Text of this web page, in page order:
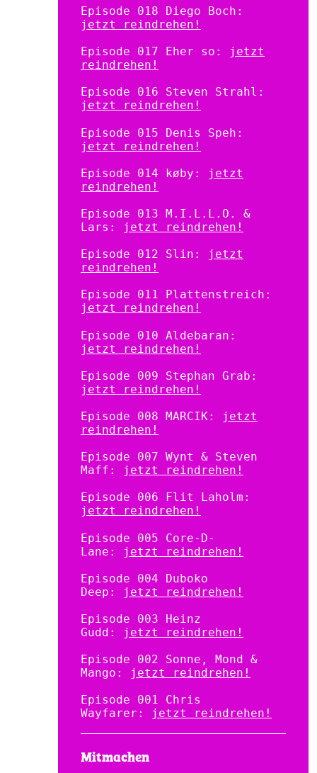
Episode 018 Diego Boch:
jetzt reindrehen!
Episode 017 Eher so:
jetzt
reindrehen!
Episode 016 Steven Strahl:
jetzt reindrehen!
Episode 015 Denis Speh:
jetzt reindrehen!
Episode 014 køby:
jetzt
reindrehen!
Episode 013 M.I.L.L.O. &
Lars:
jetzt reindrehen!
Episode 012 Slin:
jetzt
reindrehen!
Episode 011 Plattenstreich:
jetzt reindrehen!
Episode 010 Aldebaran:
jetzt reindrehen!
Episode 009 Stephan Grab:
jetzt reindrehen!
Episode 008 MARCIK:
jetzt
reindrehen!
Episode 007 Wynt & Steven
Maff:
jetzt reindrehen!
Episode 006 Flit Laholm:
jetzt reindrehen!
Episode 005 Core-D-
Lane:
jetzt reindrehen!
Episode 004 Duboko
Deep:
jetzt reindrehen!
Episode 003 Heinz
Gudd:
jetzt reindrehen!
Episode 002 Sonne, Mond &
Mango:
jetzt reindrehen!
Episode 001 Chris
Wayfarer:
jetzt reindrehen!
Mitmachen